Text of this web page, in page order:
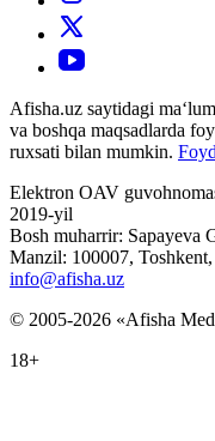
Afisha.uz saytidagi
va boshqa maqsadlarda
ruxsati bilan mumkin.
Elektron OAV
2019-yil
Bosh muharrir: Sapayeva
Manzil: 100007,
info@afisha.uz
© 2005-2026 «Afisha
18+